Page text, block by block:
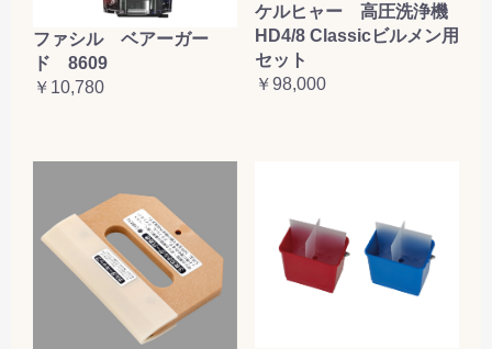
ファシル ベアーガー
ド 8609
￥10,780
ケルヒャー 高圧洗浄機
HD4/8 Classicビルメン用
セット
￥98,000